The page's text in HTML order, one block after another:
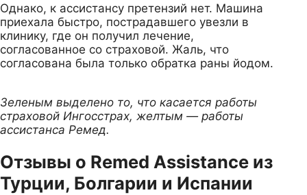
Однако, к ассистансу претензий нет. Машина
приехала быстро, пострадавшего увезли в
клинику, где он получил лечение,
согласованное со страховой. Жаль, что
согласована была только обратка раны йодом.
Зеленым выделено то, что касается работы
страховой Ингосстрах, желтым — работы
ассистанса Ремед.
Отзывы о Remed Assistance из
Турции, Болгарии и Испании